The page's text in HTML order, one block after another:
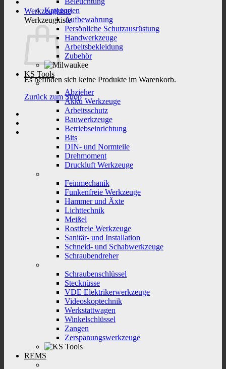
Werkzeugkiste
Werkzeugkiste
Es befinden sich keine Produkte im Warenkorb.
Zurück zum Shop
Kategorien
Aufbewahrung
Persönliche Schutzausrüstung
Handwerkzeuge
Arbeitsbekleidung
Zubehör
KS Tools
Abzieher
Akku Werkzeuge
Arbeitsschutz
Bauwerkzeuge
Betriebseinrichtung
Bits
DIN- und Normteile
Drehmoment
Druckluft Werkzeuge
Feinmechanik
Funkenfreie Werkzeuge
Hammer und Äxte
Lichttechnik
Meißel
Rostfreie Werkzeuge
Sanitär- und Installation
Schneid- und Schabwerkzeuge
Schraubendreher
Schraubenschlüssel
Stecknüsse
VDE Elektrikerwerkzeuge
Videoskoptechnik
Werkstattwagen
Winkelschlüssel
Zangen
Zerspanungswerkzeuge
REMS